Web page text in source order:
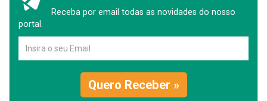
Receba por email todas as novidades do nosso
portal.
Quero Receber »